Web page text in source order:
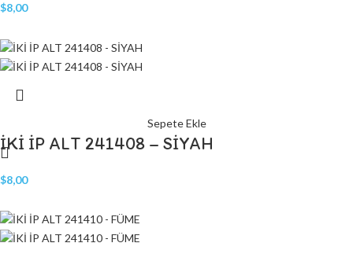
$8,00
Sepete Ekle
İKİ İP ALT 241408 – SİYAH
$8,00